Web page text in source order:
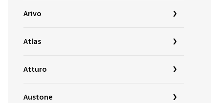
Arivo
Atlas
Atturo
Austone